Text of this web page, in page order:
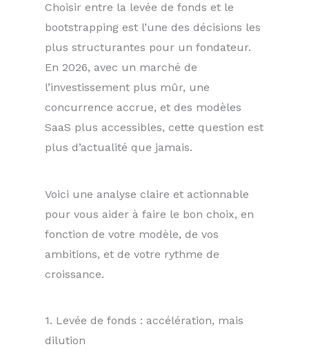
Choisir entre la levée de fonds et le
bootstrapping est l’une des décisions les
plus structurantes pour un fondateur.
En 2026, avec un marché de
l’investissement plus mûr, une
concurrence accrue, et des modèles
SaaS plus accessibles, cette question est
plus d’actualité que jamais.
Voici une analyse claire et actionnable
pour vous aider à faire le bon choix, en
fonction de votre modèle, de vos
ambitions, et de votre rythme de
croissance.
1. Levée de fonds : accélération, mais
dilution